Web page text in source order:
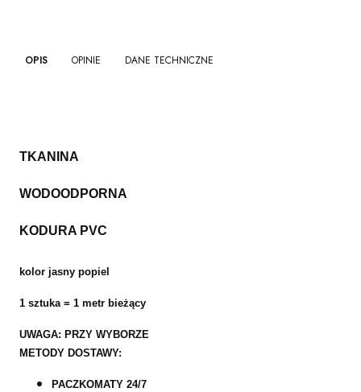
OPIS OPINIE DANE TECHNICZNE
TKANINA
WODOODPORNA
KODURA PVC
kolor jasny popiel
1 sztuka = 1 metr bieżący
UWAGA: PRZY WYBORZE
METODY DOSTAWY:
PACZKOMATY 24/7